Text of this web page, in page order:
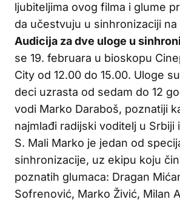
ljubiteljima ovog filma i glume
da učestvuju u sinhronizaciji
Audicija za dve uloge u
se 19. februara u bioskopu
City od 12.00 do 15.00. Uloge
deci uzrasta od sedam do 12
vodi Marko Daraboš, poznatiji
najmlađi radijski voditelj u Srbiji
S. Mali Marko je jedan od
sinhronizacije, uz ekipu koju
poznatih glumaca: Dragan
Sofrenović, Marko Živić, Milan